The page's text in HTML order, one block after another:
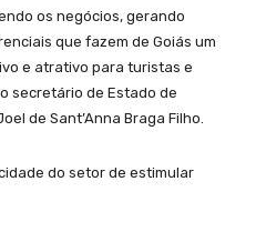
os negócios, gerando
que fazem de Goiás um
e atrativo para turistas e
secretário de Estado de
de Sant’Anna Braga Filho.
do setor de estimular